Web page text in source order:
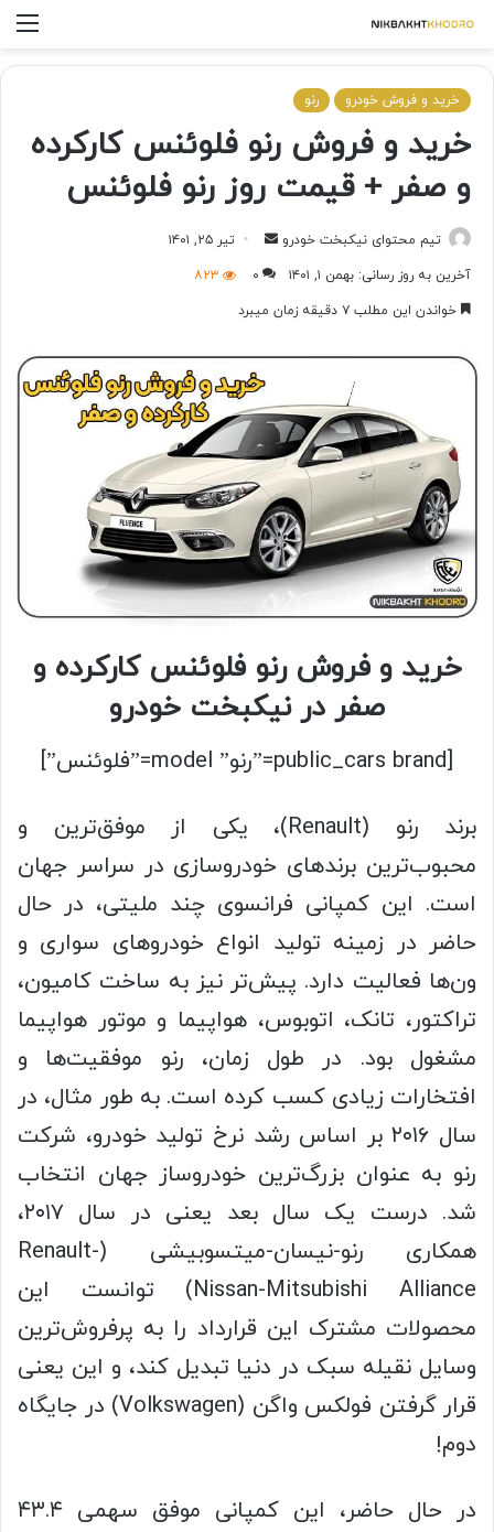
خرید و فروش خودرو رنو
خرید و فروش رنو فلوئنس کارکرده
و صفر + قیمت روز رنو فلوئنس
تیم محتوای نیکبخت خودرو
تیر ۲۵, ۱۴۰۱
آخرین به روز رسانی: بهمن ۱, ۱۴۰۱
۰
۸۲۳
خواندن این مطلب ۷ دقیقه زمان میبرد
خرید و فروش رنو فلوئنس کارکرده و
صفر در نیکبخت خودرو
[public_cars brand=”رنو” model=”فلوئنس”]
برند رنو (Renault)، یکی از موفق‌ترین و
محبوب‌ترین برندهای خودروسازی در سراسر جهان
است. این کمپانی فرانسوی چند ملیتی، در حال
حاضر در زمینه تولید انواع خودروهای سواری و
ون‌ها فعالیت‌ دارد. پیش‌تر نیز به ساخت کامیون،
تراکتور، تانک، اتوبوس، هواپیما و موتور هواپیما
مشغول بود. در طول زمان، رنو موفقیت‌ها و
افتخارات زیادی کسب کرده است. به طور مثال، در
سال ۲۰۱۶ بر اساس رشد نرخ تولید خودرو، شرکت
رنو به عنوان بزرگ‌ترین خودروساز جهان انتخاب
شد. درست یک سال بعد یعنی در سال ۲۰۱۷،
همکاری رنو-نیسان-میتسوبیشی (Renault-
Nissan-Mitsubishi Alliance) توانست این
محصولات مشترک این قرارداد را به پرفروش‌ترین
وسایل نقیله سبک در دنیا تبدیل کند، و این یعنی
قرار گرفتن فولکس واگن (Volkswagen) در جایگاه
دوم!
در حال حاضر، این کمپانی موفق سهمی ۴۳.۴